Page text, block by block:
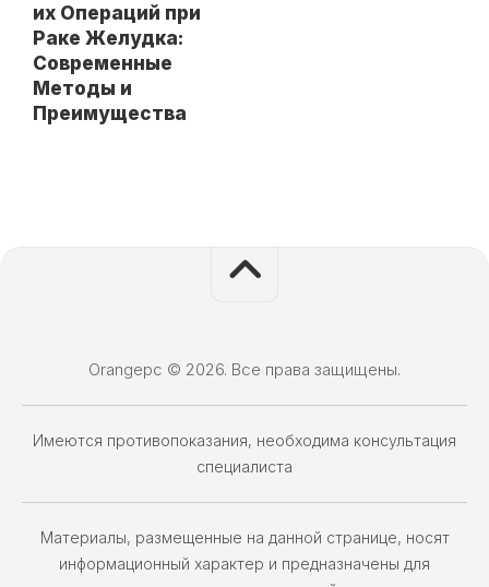
их Операций при
Раке Желудка:
Современные
Методы и
Преимущества
Orangepc © 2026. Все права защищены.
Имеются противопоказания, необходима консультация
специалиста
Материалы, размещенные на данной странице, носят
информационный характер и предназначены для